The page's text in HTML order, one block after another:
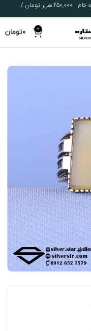
قیمت لحظه ای نقره خام : 250,000 هزار تومان /
0
0تومان